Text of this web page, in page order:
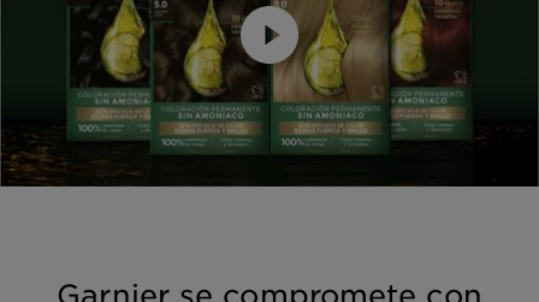
Garnier se compromete con